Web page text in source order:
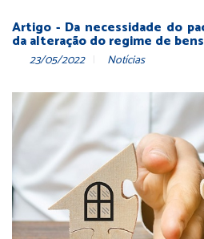
Artigo - Da necessidade do
da alteração do regime de bens
23/05/2022 Notícias